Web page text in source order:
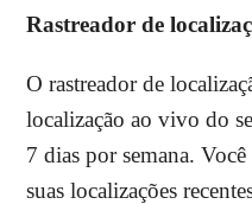
Rastreador de
O rastreador de
localização ao vivo do
7 dias por semana.
suas localizações